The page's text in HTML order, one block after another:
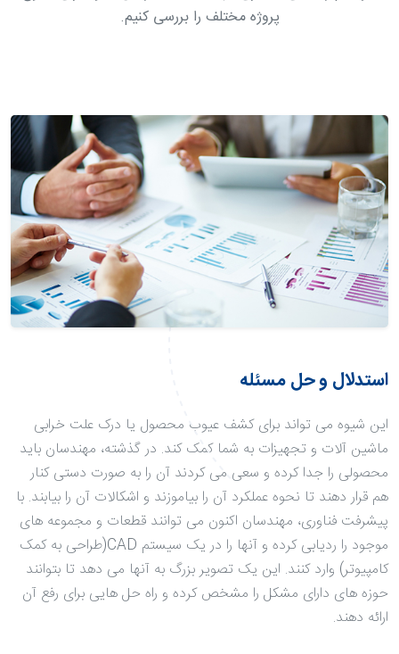
پروژه مختلف را بررسی کنیم.
استدلال و حل مسئله
این شیوه می تواند برای کشف عیوب محصول یا درک علت خرابی
ماشین آلات و تجهیزات به شما کمک کند. در گذشته، مهندسان باید
محصولی را جدا کرده و سعی می کردند آن را به صورت دستی کنار
هم قرار دهند تا نحوه عملکرد آن را بیاموزند و اشکالات آن را بیابند. با
پیشرفت فناوری، مهندسان اکنون می توانند قطعات و مجموعه های
موجود را ردیابی کرده و آنها را در یک سیستم CAD(طراحی به کمک
کامپیوتر) وارد کنند. این یک تصویر بزرگ به آنها می دهد تا بتوانند
حوزه های دارای مشکل را مشخص کرده و راه حل هایی برای رفع آن
ارائه دهند.